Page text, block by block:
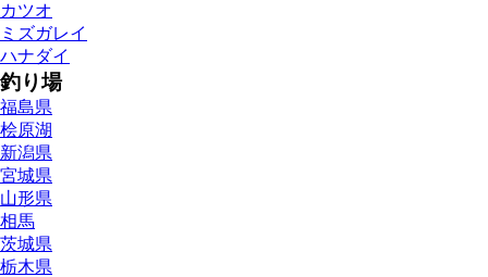
カツオ
ミズガレイ
ハナダイ
釣り場
福島県
桧原湖
新潟県
宮城県
山形県
相馬
茨城県
栃木県